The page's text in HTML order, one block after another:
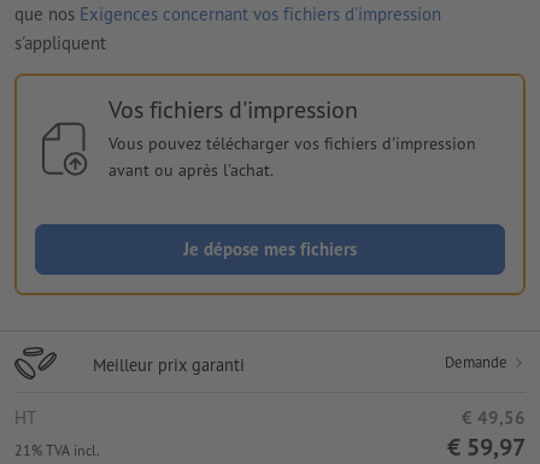
que nos Exigences concernant vos fichiers d'impression
s'appliquent
Vos fichiers d'impression
Vous pouvez télécharger vos fichiers d'impression
avant ou après l'achat.
Je dépose mes fichiers
Meilleur prix garanti Demande
HT € 49,56
21% TVA incl. € 59,97